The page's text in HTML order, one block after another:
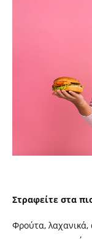
Στραφείτε στα
Φρούτα, λαχανικά,